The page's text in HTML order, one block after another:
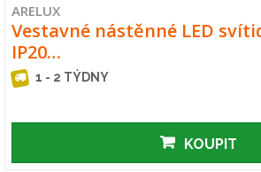
ARELUX
Vestavné nástěnné LED
IP20…
1 - 2 TÝDNY
KOUPIT